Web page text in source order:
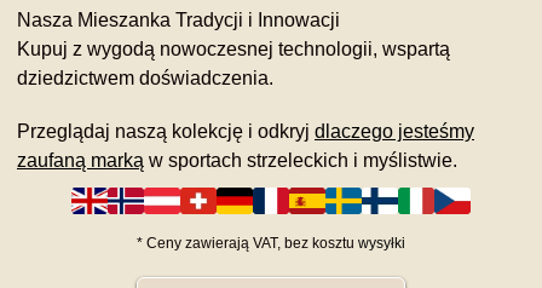
Nasza Mieszanka Tradycji i Innowacji
Kupuj z wygodą nowoczesnej technologii, wspartą
dziedzictwem doświadczenia.
Przeglądaj naszą kolekcję i odkryj dlaczego jesteśmy
zaufaną marką w sportach strzeleckich i myślistwie.
* Ceny zawierają VAT, bez kosztu wysyłki